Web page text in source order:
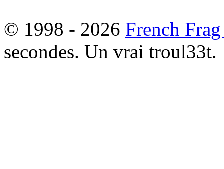
© 1998 - 2026 French
secondes. Un vrai troul33t.